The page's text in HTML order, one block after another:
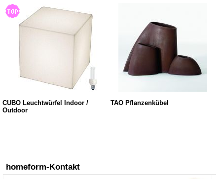
CUBO Leuchtwürfel Indoor /
Outdoor
TAO Pflanzenkübel
homeform-Kontakt